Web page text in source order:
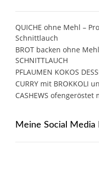
QUICHE ohne Mehl –
Schnittlauch
BROT backen ohne
SCHNITTLAUCH
PFLAUMEN KOKOS
CURRY mit BROKKOLI
CASHEWS ofengeröstet
Meine Social Media